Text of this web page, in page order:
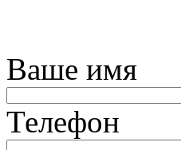
Ваше имя
Телефон